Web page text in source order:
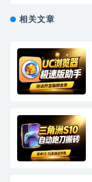
相关文章